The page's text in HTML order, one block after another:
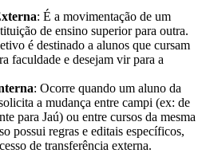
: É a movimentação de um
de ensino superior para outra.
é destinado a alunos que cursam
faculdade e desejam vir para a
: Ocorre quando um aluno da
a mudança entre campi (ex: de
para Jaú) ou entre cursos da mesma
possui regras e editais específicos,
de transferência externa.